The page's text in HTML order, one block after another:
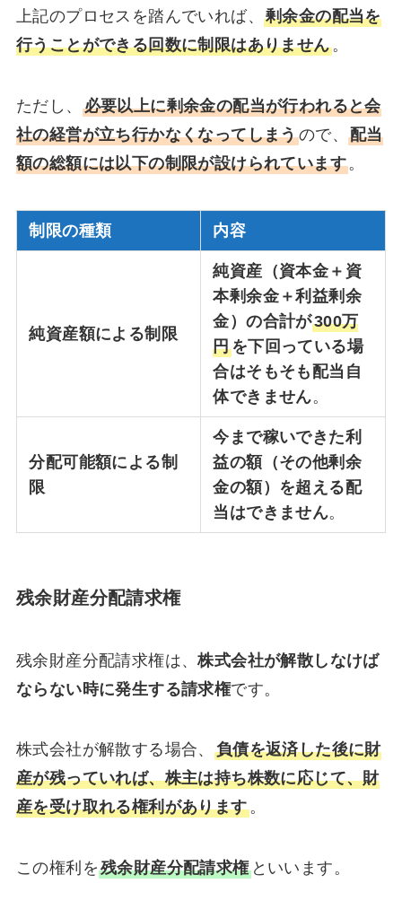
上記のプロセスを踏んでいれば、 剰余金の配当を
行うことができる回数に制限はありません。
ただし、 必要以上に剰余金の配当が行われると会
社の経営が立ち行かなくなってしまうので、 配当
額の総額には以下の制限が設けられています。
制限の種類 内容
純資産額による制限
純資産（資本金＋資
本剰余金＋利益剰余
金）の合計が300万
円を下回っている場
合はそもそも配当自
体できません。
分配可能額による制
限
今まで稼いできた利
益の額（その他剰余
金の額）を超える配
当はできません。
残余財産分配請求権
残余財産分配請求権は、株式会社が解散しなけば
ならない時に発生する請求権です。
株式会社が解散する場合、 負債を返済した後に財
産が残っていれば、株主は持ち株数に応じて、財
産を受け取れる権利があります。
この権利を残余財産分配請求権といいます。